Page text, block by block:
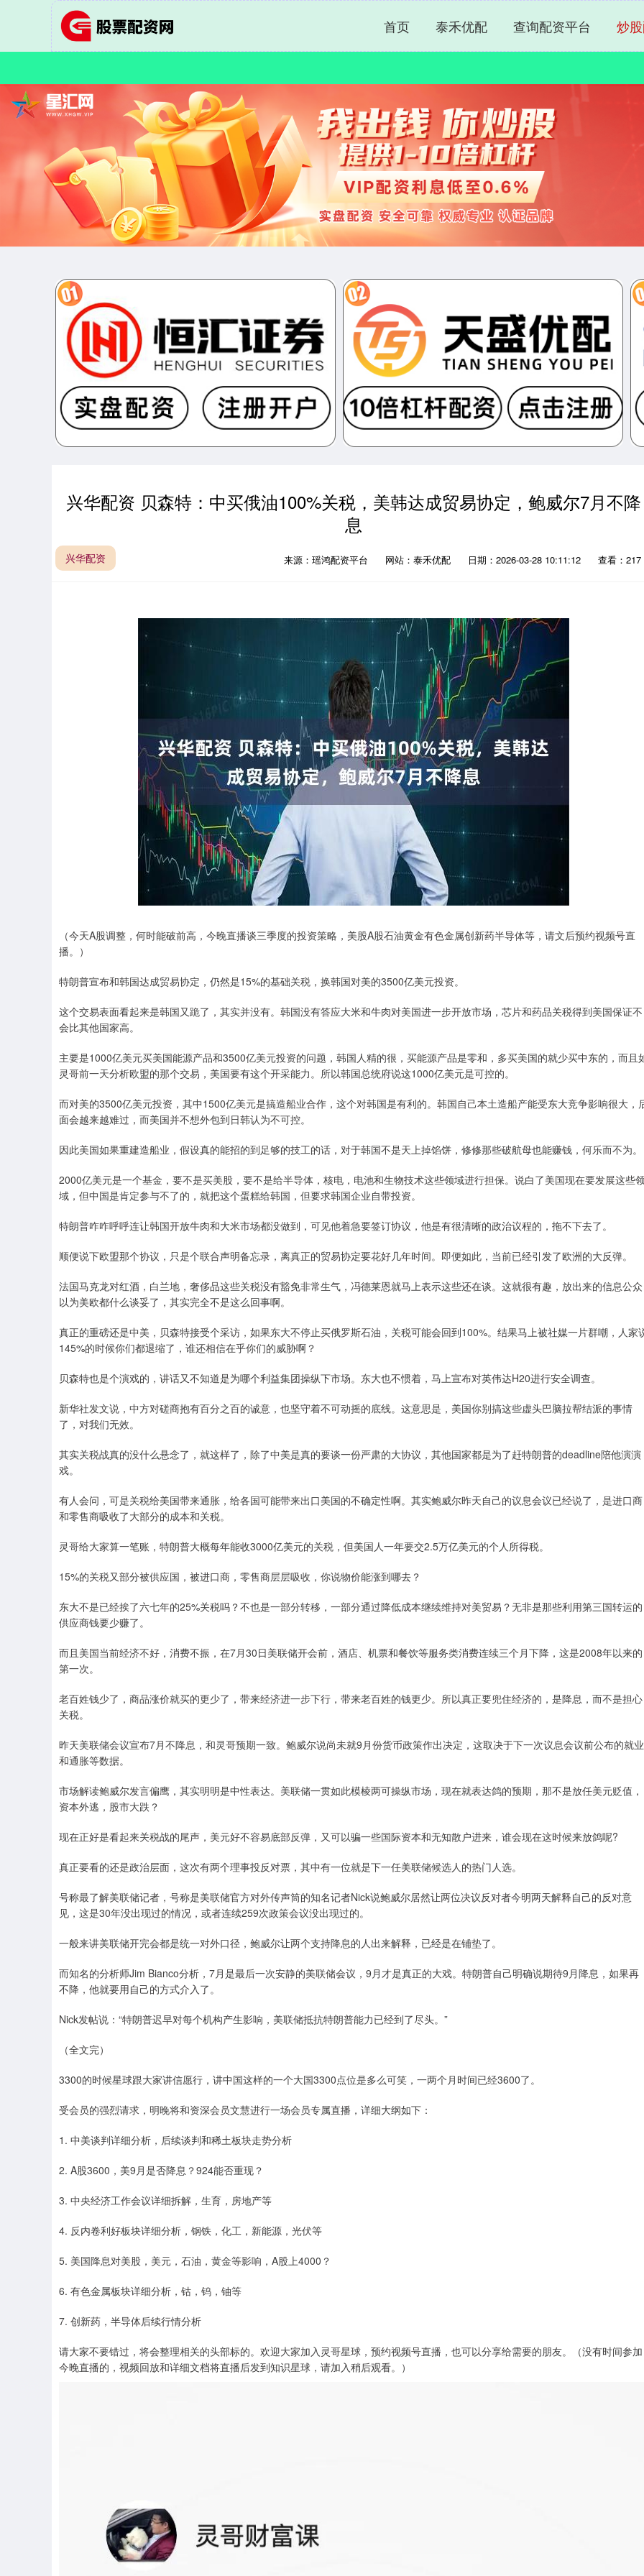
首页 泰禾优配 查询配资平台 炒
兴华配资 贝森特：中买俄油100%关税，美韩达成贸易协定，鲍威尔7月不降
息
兴华配资 来源：瑶鸿配资平台 网站：泰禾优配 日期：2026-03-28 10:11:12 查看：217
（今天A股调整，何时能破前高，今晚直播谈三季度的投资策略，美股A股石油黄金有色金属创新药半导体等，请文后预约视频号直
播。）
特朗普宣布和韩国达成贸易协定，仍然是15%的基础关税，换韩国对美的3500亿美元投资。
这个交易表面看起来是韩国又跪了，其实并没有。韩国没有答应大米和牛肉对美国进一步开放市场，芯片和药品关税得到美国保证不
会比其他国家高。
主要是1000亿美元买美国能源产品和3500亿美元投资的问题，韩国人精的很，买能源产品是零和，多买美国的就少买中东的，而且
灵哥前一天分析欧盟的那个交易，美国要有这个开采能力。所以韩国总统府说这1000亿美元是可控的。
而对美的3500亿美元投资，其中1500亿美元是搞造船业合作，这个对韩国是有利的。韩国自己本土造船产能受东大竞争影响很大，
面会越来越难过，而美国并不想外包到日韩认为不可控。
因此美国如果重建造船业，假设真的能招的到足够的技工的话，对于韩国不是天上掉馅饼，修修那些破航母也能赚钱，何乐而不为。
2000亿美元是一个基金，要不是买美股，要不是给半导体，核电，电池和生物技术这些领域进行担保。说白了美国现在要发展这些
域，但中国是肯定参与不了的，就把这个蛋糕给韩国，但要求韩国企业自带投资。
特朗普咋咋呼呼连让韩国开放牛肉和大米市场都没做到，可见他着急要签订协议，他是有很清晰的政治议程的，拖不下去了。
顺便说下欧盟那个协议，只是个联合声明备忘录，离真正的贸易协定要花好几年时间。即便如此，当前已经引发了欧洲的大反弹。
法国马克龙对红酒，白兰地，奢侈品这些关税没有豁免非常生气，冯德莱恩就马上表示这些还在谈。这就很有趣，放出来的信息公众
以为美欧都什么谈妥了，其实完全不是这么回事啊。
真正的重磅还是中美，贝森特接受个采访，如果东大不停止买俄罗斯石油，关税可能会回到100%。结果马上被社媒一片群嘲，人家
145%的时候你们都退缩了，谁还相信在乎你们的威胁啊？
贝森特也是个演戏的，讲话又不知道是为哪个利益集团操纵下市场。东大也不惯着，马上宣布对英伟达H20进行安全调查。
新华社发文说，中方对磋商抱有百分之百的诚意，也坚守着不可动摇的底线。这意思是，美国你别搞这些虚头巴脑拉帮结派的事情
了，对我们无效。
其实关税战真的没什么悬念了，就这样了，除了中美是真的要谈一份严肃的大协议，其他国家都是为了赶特朗普的deadline陪他演演
戏。
有人会问，可是关税给美国带来通胀，给各国可能带来出口美国的不确定性啊。其实鲍威尔昨天自己的议息会议已经说了，是进口商
和零售商吸收了大部分的成本和关税。
灵哥给大家算一笔账，特朗普大概每年能收3000亿美元的关税，但美国人一年要交2.5万亿美元的个人所得税。
15%的关税又部分被供应国，被进口商，零售商层层吸收，你说物价能涨到哪去？
东大不是已经挨了六七年的25%关税吗？不也是一部分转移，一部分通过降低成本继续维持对美贸易？无非是那些利用第三国转运的
供应商钱要少赚了。
而且美国当前经济不好，消费不振，在7月30日美联储开会前，酒店、机票和餐饮等服务类消费连续三个月下降，这是2008年以来的
第一次。
老百姓钱少了，商品涨价就买的更少了，带来经济进一步下行，带来老百姓的钱更少。所以真正要兜住经济的，是降息，而不是担心
关税。
昨天美联储会议宣布7月不降息，和灵哥预期一致。鲍威尔说尚未就9月份货币政策作出决定，这取决于下一次议息会议前公布的就业
和通胀等数据。
市场解读鲍威尔发言偏鹰，其实明明是中性表达。美联储一贯如此模棱两可操纵市场，现在就表达鸽的预期，那不是放任美元贬值，
资本外逃，股市大跌？
现在正好是看起来关税战的尾声，美元好不容易底部反弹，又可以骗一些国际资本和无知散户进来，谁会现在这时候来放鸽呢?
真正要看的还是政治层面，这次有两个理事投反对票，其中有一位就是下一任美联储候选人的热门人选。
号称最了解美联储记者，号称是美联储官方对外传声筒的知名记者Nick说鲍威尔居然让两位决议反对者今明两天解释自己的反对意
见，这是30年没出现过的情况，或者连续259次政策会议没出现过的。
一般来讲美联储开完会都是统一对外口径，鲍威尔让两个支持降息的人出来解释，已经是在铺垫了。
而知名的分析师Jim Bianco分析，7月是最后一次安静的美联储会议，9月才是真正的大戏。特朗普自己明确说期待9月降息，如果再
不降，他就要用自己的方式介入了。
Nick发帖说：“特朗普迟早对每个机构产生影响，美联储抵抗特朗普能力已经到了尽头。”
（全文完）
3300的时候星球跟大家讲信愿行，讲中国这样的一个大国3300点位是多么可笑，一两个月时间已经3600了。
受会员的强烈请求，明晚将和资深会员文慧进行一场会员专属直播，详细大纲如下：
1. 中美谈判详细分析，后续谈判和稀土板块走势分析
2. A股3600，美9月是否降息？924能否重现？
3. 中央经济工作会议详细拆解，生育，房地产等
4. 反内卷利好板块详细分析，钢铁，化工，新能源，光伏等
5. 美国降息对美股，美元，石油，黄金等影响，A股上4000？
6. 有色金属板块详细分析，钴，钨，铀等
7. 创新药，半导体后续行情分析
请大家不要错过，将会整理相关的头部标的。欢迎大家加入灵哥星球，预约视频号直播，也可以分享给需要的朋友。（没有时间参加
今晚直播的，视频回放和详细文档将直播后发到知识星球，请加入稍后观看。）